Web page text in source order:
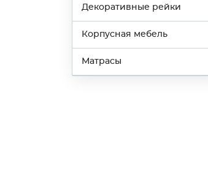
Декоративные рейки
Корпусная мебель
Матрасы